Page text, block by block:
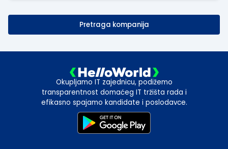
Pretraga kompanija
Okupljamo IT zajednicu, podižemo
transparentnost domaćeg IT tržišta rada i
efikasno spajamo kandidate i poslodavce.